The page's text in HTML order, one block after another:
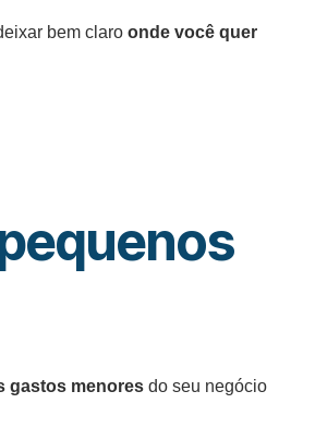
bem claro onde você quer
gastos menores do seu negócio